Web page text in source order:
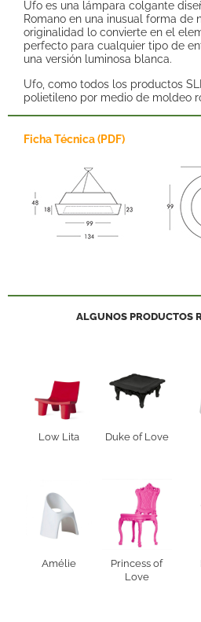
Ufo es una lámpara colgante
Romano en una inusual forma de
originalidad lo convierte en el
perfecto para cualquier tipo de
una versión luminosa blanca.
Ufo, como todos los productos
polietileno por medio de moldeo
Ficha Técnica (PDF)
ALGUNOS PRODUCTOS
Low Lita Duke of Love
Amélie
Princess of
Love